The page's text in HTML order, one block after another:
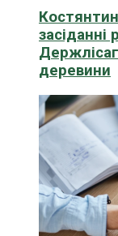
засіданні
деревини